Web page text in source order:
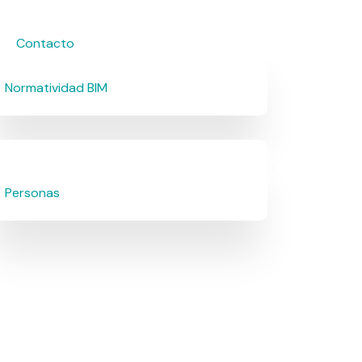
Contacto
Normatividad BIM
Personas